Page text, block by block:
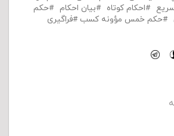
احکام کوتاه بیان احکام
حکم
حکم خمس مؤونه کسب
فراگیری